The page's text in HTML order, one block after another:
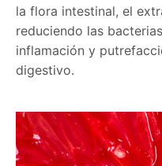
la flora intestinal, el
reduciendo las
inflamación y
digestivo.